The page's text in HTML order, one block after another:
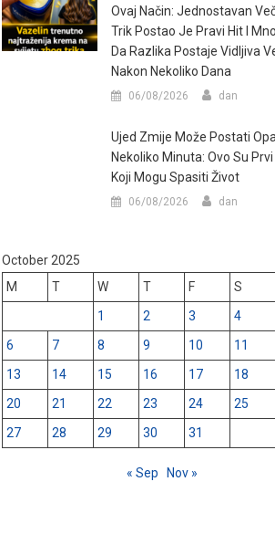
Ovaj Način: Jednostavan
Trik Postao Je Pravi Hit I
Da Razlika Postaje Vidljiva
Nakon Nekoliko Dana
06/08/2026 dan
Ujed Zmije Može Postati
Nekoliko Minuta: Ovo Su
Koji Mogu Spasiti Život
06/08/2026 dan
October 2025
M
T W T F S
1
2 3 4
6
7 8 9 10 11
13
14 15 16 17 18
20
21 22 23 24 25
27
28 29 30 31
« Sep Nov »